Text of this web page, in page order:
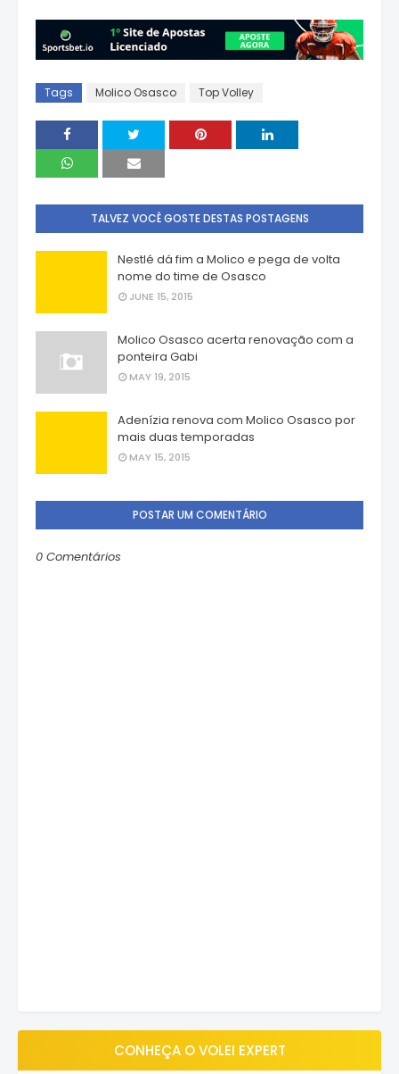
Tags Molico Osasco Top Volley
TALVEZ VOCÊ GOSTE DESTAS POSTAGENS
Nestlé dá fim a Molico e pega de volta
nome do time de Osasco
JUNE 15, 2015
Molico Osasco acerta renovação com a
ponteira Gabi
MAY 19, 2015
Adenízia renova com Molico Osasco por
mais duas temporadas
MAY 15, 2015
POSTAR UM COMENTÁRIO
0 Comentários
CONHEÇA O VOLEI EXPERT